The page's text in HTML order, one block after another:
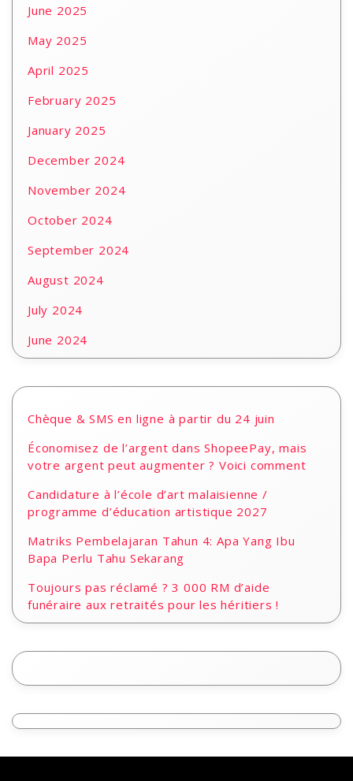
June 2025
May 2025
April 2025
February 2025
January 2025
December 2024
November 2024
October 2024
September 2024
August 2024
July 2024
June 2024
Chèque & SMS en ligne à partir du 24 juin
Économisez de l’argent dans ShopeePay, mais
votre argent peut augmenter ? Voici comment
Candidature à l’école d’art malaisienne /
programme d’éducation artistique 2027
Matriks Pembelajaran Tahun 4: Apa Yang Ibu
Bapa Perlu Tahu Sekarang
Toujours pas réclamé ? 3 000 RM d’aide
funéraire aux retraités pour les héritiers !